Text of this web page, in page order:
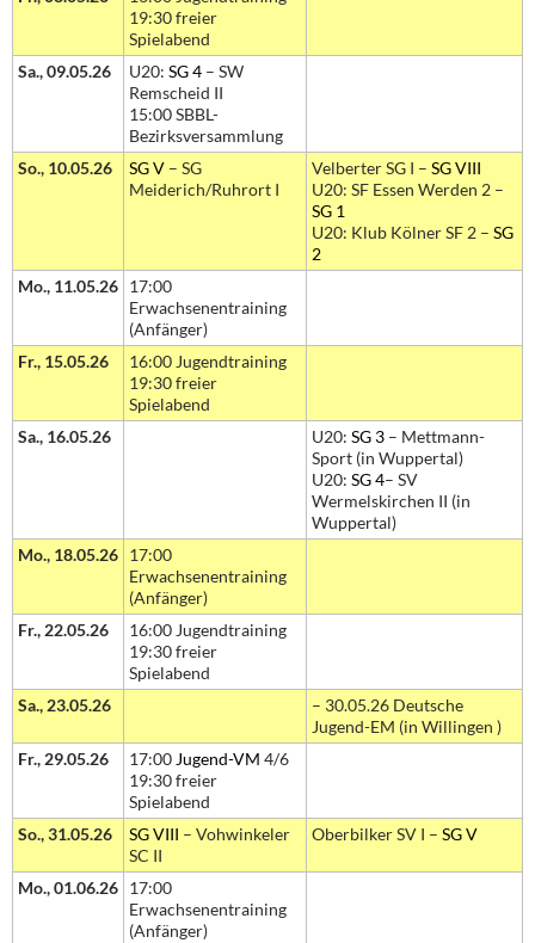
19:30 freier
Spielabend
Sa., 09.05.26
U20: SG 4 – SW
Remscheid II
15:00 SBBL-
Bezirksversammlung
So., 10.05.26
SG V – SG
Meiderich/Ruhrort I
Velberter SG I – SG VIII
U20: SF Essen Werden 2 –
SG 1
U20: Klub Kölner SF 2 – SG
2
Mo., 11.05.26 17:00
Erwachsenentraining
(Anfänger)
Fr., 15.05.26
16:00 Jugendtraining
19:30 freier
Spielabend
Sa., 16.05.26
U20: SG 3 – Mettmann-
Sport (in Wuppertal)
U20: SG 4– SV
Wermelskirchen II (in
Wuppertal)
Mo., 18.05.26 17:00
Erwachsenentraining
(Anfänger)
Fr., 22.05.26
16:00 Jugendtraining
19:30 freier
Spielabend
Sa., 23.05.26
– 30.05.26 Deutsche
Jugend-EM (in Willingen )
Fr., 29.05.26
17:00 Jugend-VM 4/6
19:30 freier
Spielabend
So., 31.05.26
SG VIII – Vohwinkeler
SC II
Oberbilker SV I – SG V
Mo., 01.06.26 17:00
Erwachsenentraining
(Anfänger)